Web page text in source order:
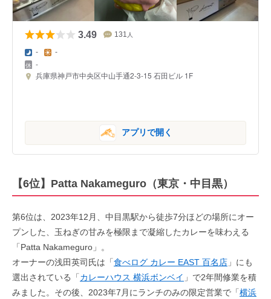
3.49 131 人
- -
-
兵庫県神戸市中央区中山手通2-3-15 石田ビル 1F
アプリで開く
【6位】Patta Nakameguro（東京・中目黒）
第6位は、2023年12月、中目黒駅から徒歩7分ほどの場所にオー
プンした、玉ねぎの甘みを極限まで凝縮したカレーを味わえる
「Patta Nakameguro」。
オーナーの浅田英司氏は「食べログ カレー EAST 百名店 」にも
選出されている「カレーハウス 横浜ボンベイ 」で2年間修業を積
みました。その後、2023年7月にランチのみの限定営業で「横浜